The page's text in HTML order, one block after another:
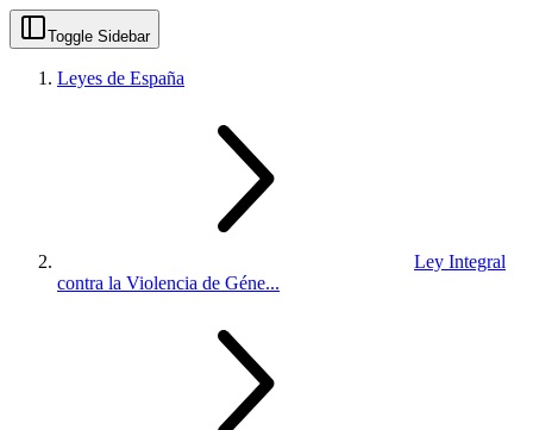
Toggle Sidebar
Leyes de España
Ley Integral
contra la Violencia de Géne...